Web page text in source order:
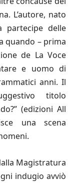
L’autore, nato
partecipe delle
quando – prima
de La Voce
e uomo di
anni. Il
titolo
(edizioni All
una scena
Magistratura
indugio avviò